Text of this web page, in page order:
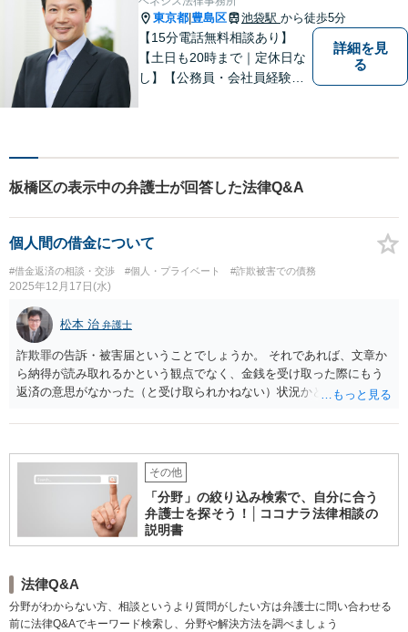
対応東京都 豊島区 池袋駅 から徒歩5分
【15分電話無料相談あり】
【土日も20時まで｜定休日な
し】【公務員・会社員経験あ
産、離婚、労働、借金トラブ
ルならお任せください。【企
業側にも対応】【池袋駅5分】
詳細を見
る
板橋区の表示中の弁護士が回答した法律Q&A
個人間の借金について
#借金返済の相談・交渉 #個人・プライベート #詐欺被害での債務
2025年12月17日(水)
松本 治 弁護士
詐欺罪の告訴・被害届ということでしょうか。 それであれば、文章か
ら納得が読み取れるかという観点でなく、金銭を受け取った際にもう
返済の意思がなかった（と受け取られかねない）状況かどうかという
届を受理してもらうのは、相当にハードルが高いです。（全く受理さ
的にそれを守らなかった（守れなかった）というだけでは、犯罪が成
立することはありません。
その他
「分野」の絞り込み検索で、自分に合う
弁護士を探そう！│ココナラ法律相談の
説明書
法律Q&A
分野がわからない方、相談というより質問がしたい方は弁護士に問い合わせる
前に法律Q&Aでキーワード検索し、分野や解決方法を調べましょう